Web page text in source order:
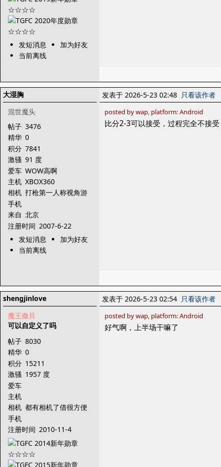
发短消息
加为好友
当前离线
大湿胸
混世魔头
帖子 3476
精华 0
积分 7841
激骚 91 度
爱车 WOW高啊
主机 XBOX360
相机 打枪第一人称视角游
手机
来自 北京
注册时间 2007-6-22
发短消息
加为好友
当前离线
发表于 2026-5-23 02:48 只看该作者
posted by wap, platform: Android
比分2-3可以接受，过程完全不接受
shengjinlove
魔王撒旦
可以自定义了吗
帖子 8030
精华 0
积分 15211
激骚 1957 度
爱车
主机
相机 都有相机了借很方便
手机
注册时间 2010-11-4
发表于 2026-5-23 02:54 只看该作者
posted by wap, platform: Android
好气啊，上半场干嘛了